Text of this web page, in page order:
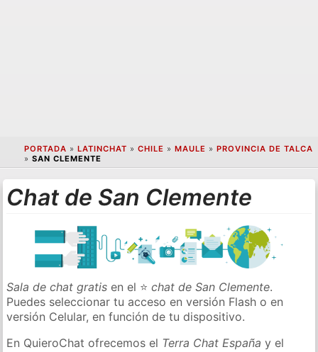
PORTADA » LATINCHAT » CHILE » MAULE » PROVINCIA DE TALCA
» SAN CLEMENTE
Chat de San Clemente
Sala de chat gratis en el ⭐chat de San Clemente.
Puedes seleccionar tu acceso en versión Flash o en
versión Celular, en función de tu dispositivo.
En QuieroChat ofrecemos el Terra Chat España y el